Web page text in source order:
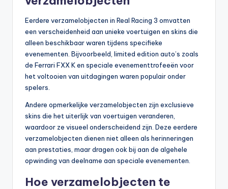
Eerdere verzamelobjecten in Real Racing 3 omvatten
een verscheidenheid aan unieke voertuigen en skins die
alleen beschikbaar waren tijdens specifieke
evenementen. Bijvoorbeeld, limited edition auto’s zoals
de Ferrari FXX K en speciale evenementtrofeeën voor
het voltooien van uitdagingen waren populair onder
spelers.
Andere opmerkelijke verzamelobjecten zijn exclusieve
skins die het uiterlijk van voertuigen veranderen,
waardoor ze visueel onderscheidend zijn. Deze eerdere
verzamelobjecten dienen niet alleen als herinneringen
aan prestaties, maar dragen ook bij aan de algehele
opwinding van deelname aan speciale evenementen.
Hoe verzamelobjecten te